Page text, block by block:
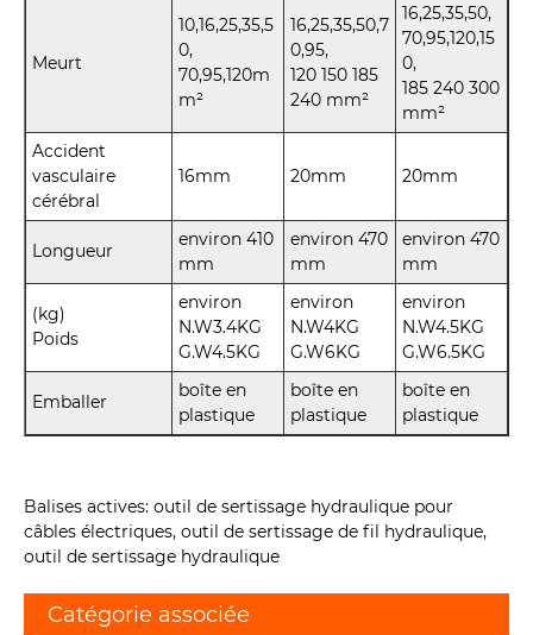
Meurt
10,16,25,35,5
0,
70,95,120m
m²
16,25,35,50,7
0,95,
120 150 185
240 mm²
16,25,35,50,
70,95,120,15
0,
185 240 300
mm²
Accident
vasculaire
cérébral
16mm 20mm 20mm
Longueur
environ 410
mm
environ 470
mm
environ 470
mm
(kg)
Poids
environ
N.W3.4KG
G.W4.5KG
environ
N.W4KG
G.W6KG
environ
N.W4.5KG
G.W6.5KG
Emballer
boîte en
plastique
boîte en
plastique
boîte en
plastique
Balises actives: outil de sertissage hydraulique pour
câbles électriques, outil de sertissage de fil hydraulique,
outil de sertissage hydraulique
Catégorie associée